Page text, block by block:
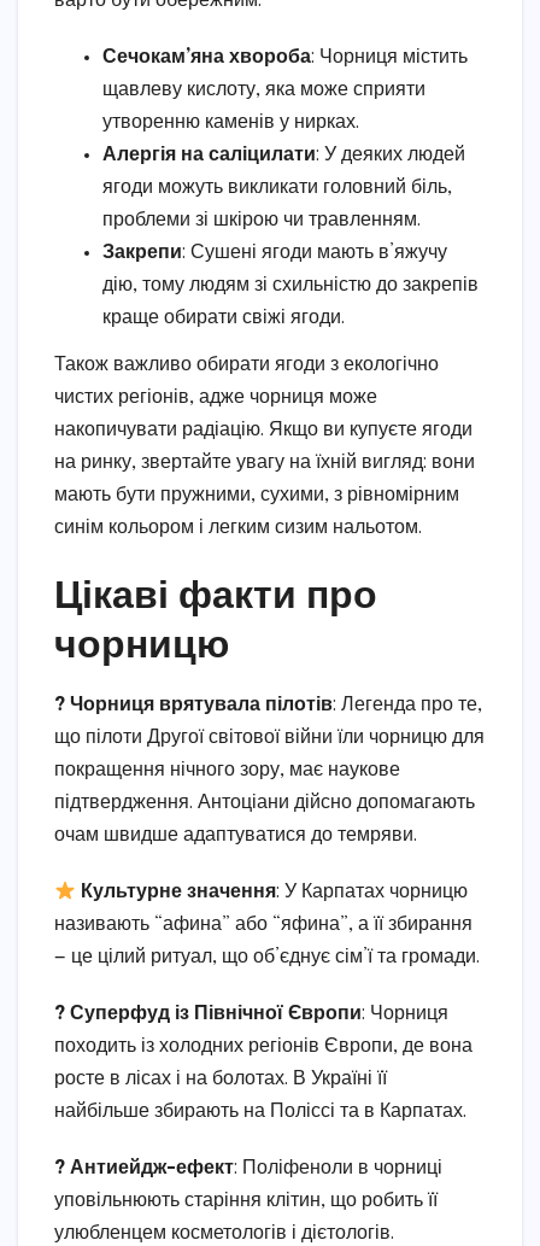
Сечокам’яна хвороба: Чорниця містить
щавлеву кислоту, яка може сприяти
утворенню каменів у нирках.
Алергія на саліцилати: У деяких людей
ягоди можуть викликати головний біль,
проблеми зі шкірою чи травленням.
Закрепи: Сушені ягоди мають в’яжучу
дію, тому людям зі схильністю до закрепів
краще обирати свіжі ягоди.
Також важливо обирати ягоди з екологічно
чистих регіонів, адже чорниця може
накопичувати радіацію. Якщо ви купуєте ягоди
на ринку, звертайте увагу на їхній вигляд: вони
мають бути пружними, сухими, з рівномірним
синім кольором і легким сизим нальотом.
Цікаві факти про
чорницю
? Чорниця врятувала пілотів: Легенда про те,
що пілоти Другої світової війни їли чорницю для
покращення нічного зору, має наукове
підтвердження. Антоціани дійсно допомагають
очам швидше адаптуватися до темряви.
Культурне значення: У Карпатах чорницю
називають “афина” або “яфина”, а її збирання
— це цілий ритуал, що об’єднує сім’ї та громади.
? Суперфуд із Північної Європи: Чорниця
походить із холодних регіонів Європи, де вона
росте в лісах і на болотах. В Україні її
найбільше збирають на Поліссі та в Карпатах.
? Антиейдж-ефект: Поліфеноли в чорниці
уповільнюють старіння клітин, що робить її
улюбленцем косметологів і дієтологів.